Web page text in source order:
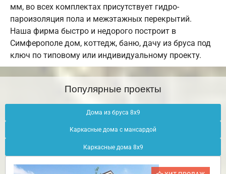
мм, во всех комплектах присутствует гидро-
пароизоляция пола и межэтажных перекрытий.
Наша фирма быстро и недорого построит в
Симферополе дом, коттедж, баню, дачу из бруса под
ключ по типовому или индивидуальному проекту.
Популярные проекты
Дома из бруса 8х9
Каркасные дома с мансардой
Каркасные дома 8х9